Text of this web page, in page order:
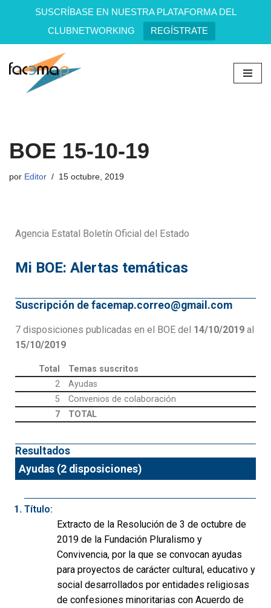
SUSCRÍBASE EN NUESTRA PLATAFORMA DEL
CLUBNETWORKING
REGÍSTRATE
Saltar
BOE 15-10-19
por Editor 15 octubre, 2019
Agencia Estatal Boletín Oficial del Estado
Mi BOE: Alertas temáticas
Suscripción de facemap.correo@gmail.com
7 disposiciones publicadas en el BOE del 14/10/2019 al
15/10/2019
Total
Temas suscritos
2
Ayudas
5
Convenios de colaboración
7
TOTAL
Resultados
Ayudas (2 disposiciones)
Título:
Extracto de la Resolución de 3 de octubre de
2019 de la Fundación Pluralismo y
Convivencia, por la que se convocan ayudas
para proyectos de carácter cultural, educativo y
social desarrollados por entidades religiosas
de confesiones minoritarias con Acuerdo de